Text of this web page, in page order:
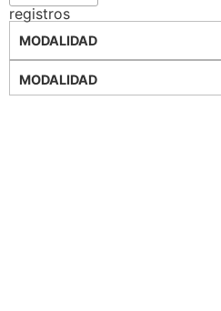
registros
MODALIDAD
MODALIDAD